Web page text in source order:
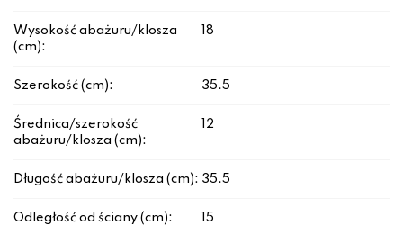
Wysokość abażuru/klosza
(cm):
18
Szerokość (cm): 35.5
Średnica/szerokość
abażuru/klosza (cm):
12
Długość abażuru/klosza (cm): 35.5
Odległość od ściany (cm): 15